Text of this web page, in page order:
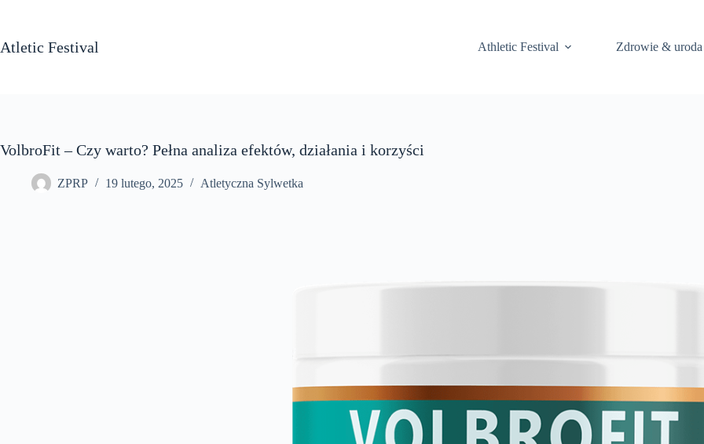
Atletic Festival Athletic Festival Zdrowie & uroda
VolbroFit – Czy warto? Pełna analiza efektów, działania i korzyści
ZPRP 19 lutego, 2025 Atletyczna Sylwetka